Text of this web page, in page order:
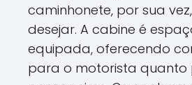
caminhonete, por sua
desejar. A cabine é
equipada, oferecendo
para o motorista quanto